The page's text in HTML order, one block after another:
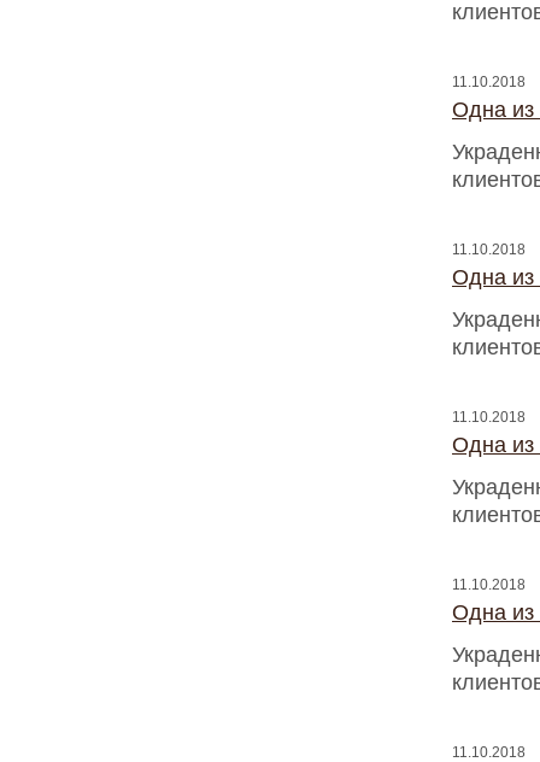
11.10.2018
Одна из
11.10.2018
Одна из
11.10.2018
Одна из
11.10.2018
Одна из
11.10.2018